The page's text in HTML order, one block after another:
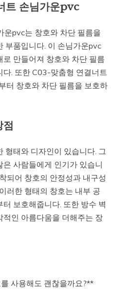
트 손님가운pvc
pvc는 창호와 차단 필름을
부품입니다. 이 손님가운pvc
만들어져 창호와 차단 필름
. 또한 C03-맞춤형 연결너트
터 창호와 차단 필름을 보호하
점
형태와 디자인이 있습니다. 그
사람들에게 인기가 있습니
되어 창호의 안정성과 내구성
러한 형태의 창호는 내부 공
보호해줍니다. 또한 방수 벽
인 아름다움을 더해주는 장
사용해도 괜찮을까요?**